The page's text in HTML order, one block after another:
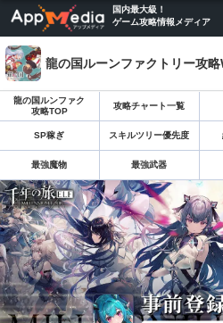
国内最大級！
ゲーム攻略情報メディア
龍の国ルーンファクトリー攻
龍の国ルンファク
攻略TOP
攻略チャート一覧
SP稼ぎ スキルツリー優先度
最強魔物 最強武器